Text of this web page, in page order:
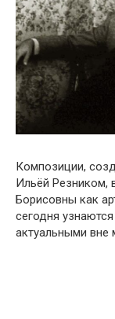
Композиции,
Ильёй Резником,
Борисовны как
сегодня
актуальными вне